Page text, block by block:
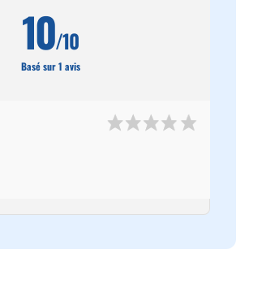
10/10
Basé sur 1 avis